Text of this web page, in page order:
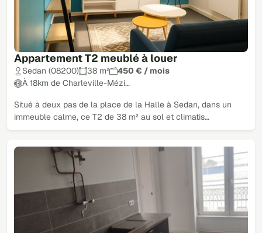
Appartement T2 meublé à louer
Sedan (08200) 38 m²
450 € / mois
À 18km de Charleville-Mézi…
Situé à deux pas de la place de la Halle à Sedan, dans un
immeuble calme, ce T2 de 38 m² au sol et climatis…